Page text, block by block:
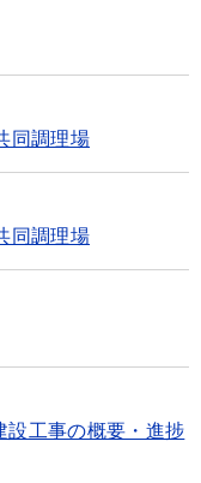
同調理場
同調理場
設工事の概要・進捗